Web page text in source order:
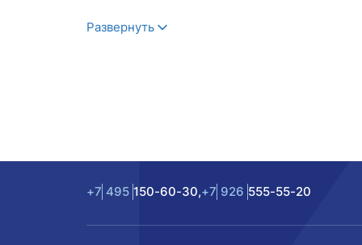
Развернуть
+7 495 150-60-30,+7 926 555-55-20